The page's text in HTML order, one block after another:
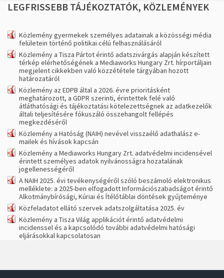
LEGFRISSEBB TÁJÉKOZTATÓK, KÖZLEMÉNYEK
Közlemény gyermekek személyes adatainak a közösségi média
felületein történő politikai célú felhasználásáról
Közlemény a Tisza Pártot érintő adatszivárgás alapján készített
térkép elérhetőségének a Mediaworks Hungary Zrt. hírportáljain
megjelent cikkekben való közzététele tárgyában hozott
határozatáról
Közlemény az EDPB által a 2026. évre prioritásként
meghatározott, a GDPR szerinti, érintettek felé való
átláthatósági és tájékoztatási kötelezettségnek az adatkezelők
általi teljesítésére fókuszáló összehangolt fellépés
megkezdéséről
Közlemény a Hatóság (NAIH) nevével visszaélő adathalász e-
mailek és hívások kapcsán
Közlemény a Mediaworks Hungary Zrt. adatvédelmi incidensével
érintett személyes adatok nyilvánosságra hozatalának
jogellenességéről
A NAIH 2025. évi tevékenységéről szóló beszámoló elektronikus
melléklete: a 2025-ben elfogadott Információszabadságot érintő
Alkotmánybírósági, Kúriai és Ítélőtáblai döntések gyűjteménye
Közfeladatot ellátó szervek adatszolgáltatása 2025. év
Közlemény a Tisza Világ applikációt érintő adatvédelmi
incidenssel és a kapcsolódó további adatvédelmi hatósági
eljárásokkal kapcsolatosan